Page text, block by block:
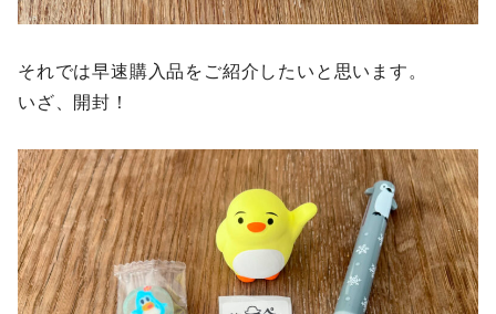
それでは早速購入品をご紹介したいと思います。
いざ、開封！